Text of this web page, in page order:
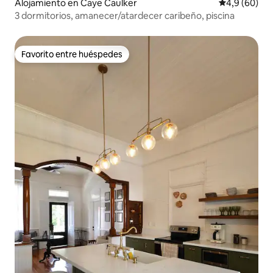
Alojamiento en Caye Caulker Calificación
4,9 (60)
3 dormitorios, amanecer/atardecer caribeño, piscina
Favorito entre huéspedes
Favorito entre huéspedes